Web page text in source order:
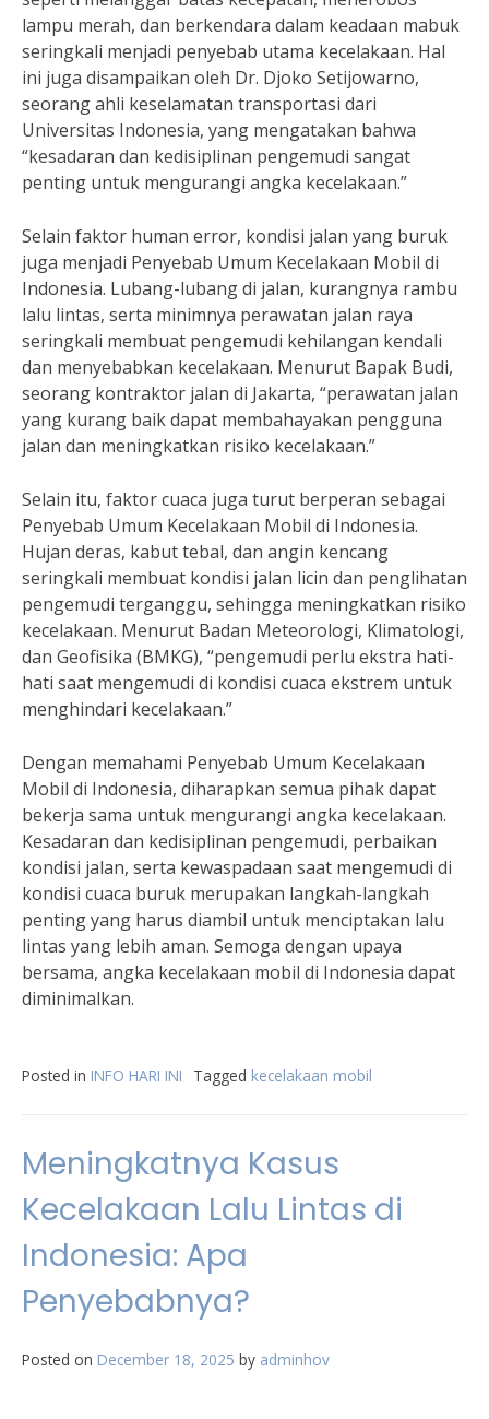
lampu merah, dan berkendara dalam keadaan mabuk
seringkali menjadi penyebab utama kecelakaan. Hal
ini juga disampaikan oleh Dr. Djoko Setijowarno,
seorang ahli keselamatan transportasi dari
Universitas Indonesia, yang mengatakan bahwa
“kesadaran dan kedisiplinan pengemudi sangat
penting untuk mengurangi angka kecelakaan.”
Selain faktor human error, kondisi jalan yang buruk
juga menjadi Penyebab Umum Kecelakaan Mobil di
Indonesia. Lubang-lubang di jalan, kurangnya rambu
lalu lintas, serta minimnya perawatan jalan raya
seringkali membuat pengemudi kehilangan kendali
dan menyebabkan kecelakaan. Menurut Bapak Budi,
seorang kontraktor jalan di Jakarta, “perawatan jalan
yang kurang baik dapat membahayakan pengguna
jalan dan meningkatkan risiko kecelakaan.”
Selain itu, faktor cuaca juga turut berperan sebagai
Penyebab Umum Kecelakaan Mobil di Indonesia.
Hujan deras, kabut tebal, dan angin kencang
seringkali membuat kondisi jalan licin dan penglihatan
pengemudi terganggu, sehingga meningkatkan risiko
kecelakaan. Menurut Badan Meteorologi, Klimatologi,
dan Geofisika (BMKG), “pengemudi perlu ekstra hati-
hati saat mengemudi di kondisi cuaca ekstrem untuk
menghindari kecelakaan.”
Dengan memahami Penyebab Umum Kecelakaan
Mobil di Indonesia, diharapkan semua pihak dapat
bekerja sama untuk mengurangi angka kecelakaan.
Kesadaran dan kedisiplinan pengemudi, perbaikan
kondisi jalan, serta kewaspadaan saat mengemudi di
kondisi cuaca buruk merupakan langkah-langkah
penting yang harus diambil untuk menciptakan lalu
lintas yang lebih aman. Semoga dengan upaya
bersama, angka kecelakaan mobil di Indonesia dapat
diminimalkan.
Posted in INFO HARI INI Tagged kecelakaan mobil
Meningkatnya Kasus
Kecelakaan Lalu Lintas di
Indonesia: Apa
Penyebabnya?
Posted on December 18, 2025 by adminhov